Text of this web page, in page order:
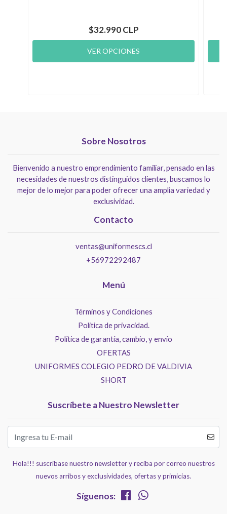
$32.990 CLP
VER OPCIONES
Sobre Nosotros
Bienvenido a nuestro emprendimiento familiar, pensado en las
necesidades de nuestros distinguidos clientes, buscamos lo
mejor de lo mejor para poder ofrecer una amplia variedad y
exclusividad.
Contacto
ventas@uniformescs.cl
+56972292487
Menú
Términos y Condiciones
Politica de privacidad.
Política de garantía, cambio, y envío
OFERTAS
UNIFORMES COLEGIO PEDRO DE VALDIVIA
SHORT
Suscríbete a Nuestro Newsletter
Hola!!! suscríbase nuestro newsletter y reciba por correo nuestros
nuevos arribos y exclusividades, ofertas y primicias.
Síguenos: